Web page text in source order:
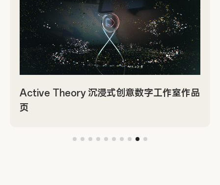
Active Theory 沉浸式创意数字工作室作品
页